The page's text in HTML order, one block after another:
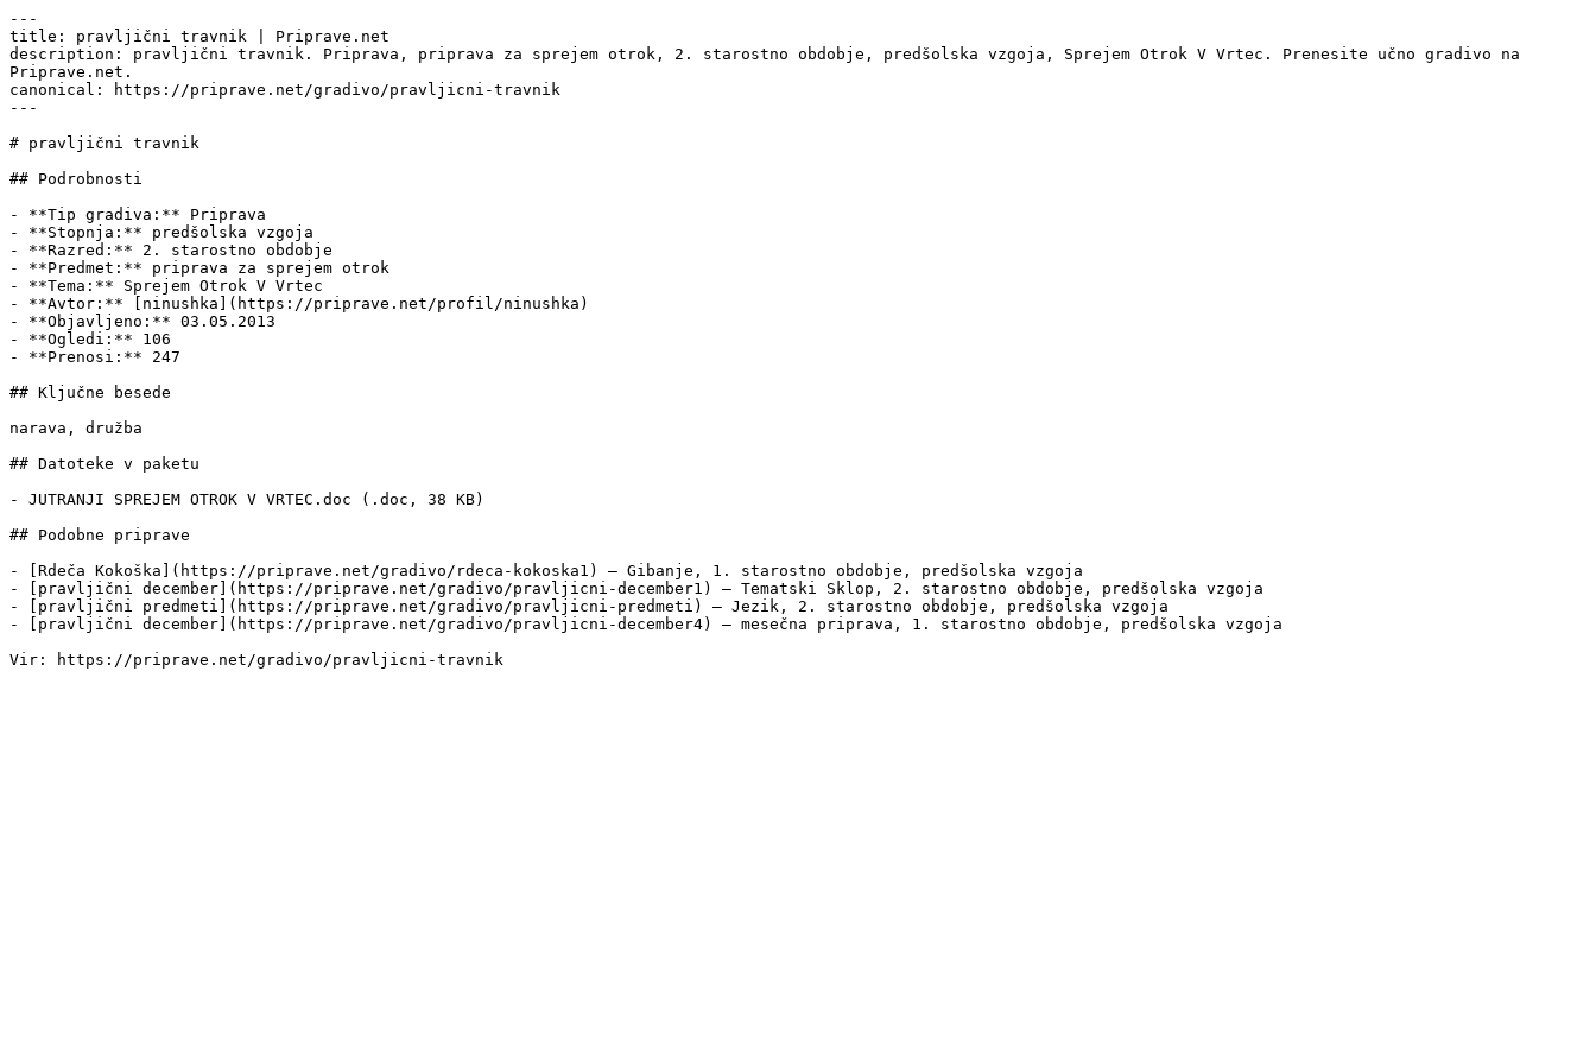
---
title: pravljični travnik | Priprave.net
description: pravljični travnik. Priprava, priprava za sprejem otrok, 2. starostno obdobje, predšolska vzgoja, Sprejem Otrok V Vrtec. Prenesite učno gradivo na
Priprave.net.
canonical: https://priprave.net/gradivo/pravljicni-travnik
---
# pravljični travnik
## Podrobnosti
- **Tip gradiva:** Priprava
- **Stopnja:** predšolska vzgoja
- **Razred:** 2. starostno obdobje
- **Predmet:** priprava za sprejem otrok
- **Tema:** Sprejem Otrok V Vrtec
- **Avtor:** [ninushka](https://priprave.net/profil/ninushka)
- **Objavljeno:** 03.05.2013
- **Ogledi:** 106
- **Prenosi:** 247
## Ključne besede
narava, družba
## Datoteke v paketu
- JUTRANJI SPREJEM OTROK V VRTEC.doc (.doc, 38 KB)
## Podobne priprave
- [Rdeča Kokoška](https://priprave.net/gradivo/rdeca-kokoska1) — Gibanje, 1. starostno obdobje, predšolska vzgoja
- [pravljični december](https://priprave.net/gradivo/pravljicni-december1) — Tematski Sklop, 2. starostno obdobje, predšolska vzgoja
- [pravljični predmeti](https://priprave.net/gradivo/pravljicni-predmeti) — Jezik, 2. starostno obdobje, predšolska vzgoja
- [pravljični december](https://priprave.net/gradivo/pravljicni-december4) — mesečna priprava, 1. starostno obdobje, predšolska vzgoja